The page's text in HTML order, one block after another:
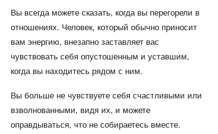
Вы всегда можете сказать, когда вы перегорели в
отношениях. Человек, который обычно приносит
вам энергию, внезапно заставляет вас
чувствовать себя опустошенным и уставшим,
когда вы находитесь рядом с ним.
Вы больше не чувствуете себя счастливыми или
взволнованными, видя их, и можете
оправдываться, что не собираетесь вместе.